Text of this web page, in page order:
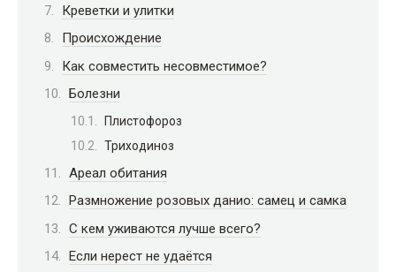
Креветки и улитки
Происхождение
Как совместить несовместимое?
Болезни
Плистофороз
Триходиноз
Ареал обитания
Размножение розовых данио: самец и самка
С кем уживаются лучше всего?
Если нерест не удаётся